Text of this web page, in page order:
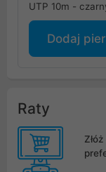
UTP 10m -
Dodaj
Raty